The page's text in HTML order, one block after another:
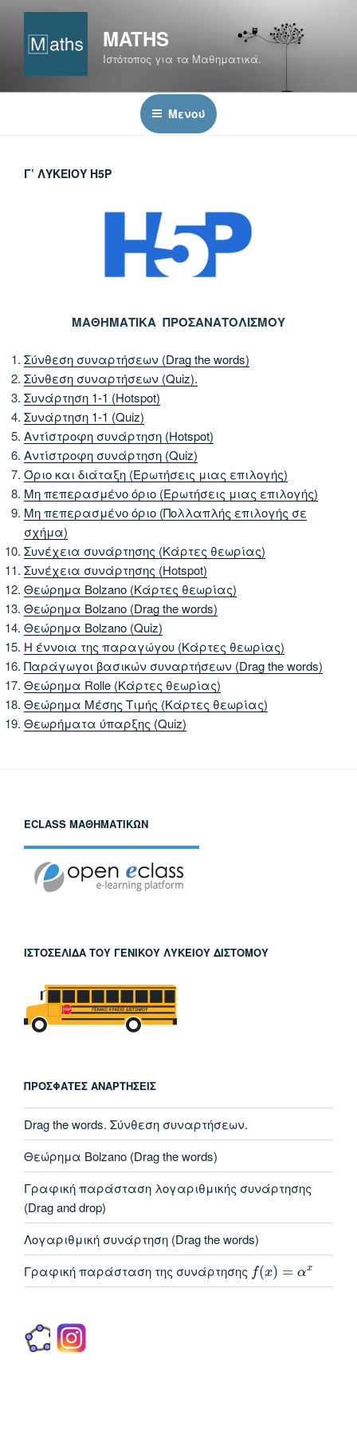
Μετάβαση
περιεχόμενο
MATHS
Ιστότοπος για τα Μαθηματικά.
Μενού
Γ’ ΛΥΚΕΊΟΥ H5P
ΜΑΘΗΜΑΤΙΚΑ ΠΡΟΣΑΝΑΤΟΛΙΣΜΟΥ
Σύνθεση συναρτήσεων (Drag the words)
Σύνθεση συναρτήσεων (Quiz).
Συνάρτηση 1-1 (Hotspot)
Συνάρτηση 1-1 (Quiz)
Αντίστροφη συνάρτηση (Hotspot)
Αντίστροφη συνάρτηση (Quiz)
Όριο και διάταξη (Ερωτήσεις μιας επιλογής)
Μη πεπερασμένο όριο (Ερωτήσεις μιας επιλογής)
Μη πεπερασμένο όριο (Πολλαπλής επιλογής σε
σχήμα)
Συνέχεια συνάρτησης (Κάρτες θεωρίας)
Συνέχεια συνάρτησης (Hotspot)
Θεώρημα Bolzano (Κάρτες θεωρίας)
Θεώρημα Bolzano (Drag the words)
Θεώρημα Bolzano (Quiz)
Η έννοια της παραγώγου (Κάρτες θεωρίας)
Παράγωγοι βασικών συναρτήσεων (Drag the words)
Θεώρημα Rolle (Κάρτες θεωρίας)
Θεώρημα Μέσης Τιμής (Κάρτες θεωρίας)
Θεωρήματα ύπαρξης (Quiz)
ECLASS ΜΑΘΗΜΑΤΙΚΏΝ
ΙΣΤΟΣΕΛΊΔΑ ΤΟΥ ΓΕΝΙΚΟΎ ΛΥΚΕΊΟΥ ΔΙΣΤΌΜΟΥ
ΠΡΌΣΦΑΤΕΣ ΑΝΑΡΤΉΣΕΙΣ
Drag the words. Σύνθεση συναρτήσεων.
Θεώρημα Bolzano (Drag the words)
Γραφική παράσταση λογαριθμικής συνάρτησης
(Drag and drop)
Λογαριθμική συνάρτηση (Drag the words)
Γραφική παράσταση της συνάρτησης f(x) = αx